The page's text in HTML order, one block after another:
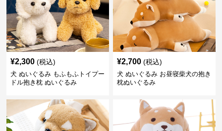
¥2,300 (税込)
犬 ぬいぐるみ もふもふトイプー
ドル抱き枕 ぬいぐるみ
¥2,700 (税込)
犬 ぬいぐるみ お昼寝柴犬の抱き
枕ぬいぐるみ